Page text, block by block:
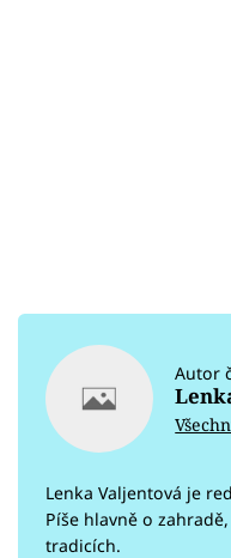
Autor
Lenka Valjentová je
Píše hlavně o
tradicích.